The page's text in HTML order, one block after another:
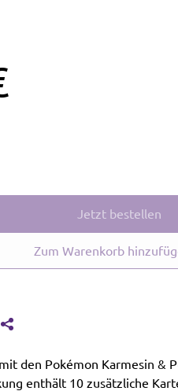
Jetzt bestellen
Zum Warenkorb
den Pokémon Karmesin &
enthält 10 zusätzliche